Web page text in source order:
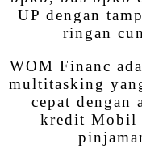
UP dengan
ringan
WOM Financ
multitasking
cepat dengan
kredit Mobil